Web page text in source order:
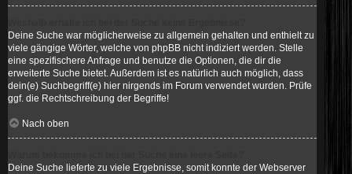
Deine Suche war möglicherweise zu allgemein gehalten und enthielt zu
viele gängige Wörter, welche von phpBB nicht indiziert werden. Stelle
eine spezifischere Anfrage und benutze die Optionen, die dir die
erweiterte Suche bietet. Außerdem ist es natürlich auch möglich, dass
dein(e) Suchbegriff(e) hier nirgends im Forum verwendet wurden. Prüfe
ggf. die Rechtschreibung der Begriffe!
Nach oben
Deine Suche lieferte zu viele Ergebnisse, somit konnte der Webserver